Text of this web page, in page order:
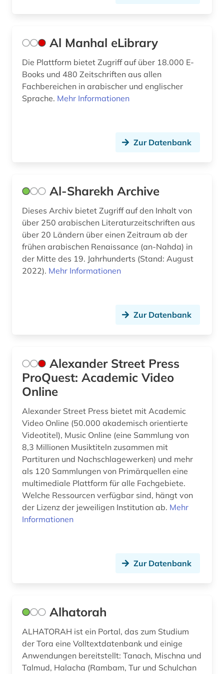
estnisch (2)
ethik (1)
ethnographie (1)
europa (6)
europäische geschichte (1)
europäische kommission (1)
europäische kultur (1)
exil (1)
fachgeschichte (1)
fachinformationsdienst (5)
fachinformationsdienst allgemeine und
fachportal (3)
fachsprache (1)
fachterminologie (1)
fachzeitschrift (1)
familienname (4)
festkultur (1)
fid allgemeine und vergleichende
literaturwissenschaft (1)
fid asien (4)
Al Manhal eLibrary
Die Plattform bietet Zugriff auf über 18.000 E-
Books und 480 Zeitschriften aus allen
Fachbereichen in arabischer und englischer
Sprache. Mehr Informationen
Zur Datenbank
Al-Sharekh Archive
Dieses Archiv bietet Zugriff auf den Inhalt von
über 250 arabischen Literaturzeitschriften aus
über 20 Ländern über einen Zeitraum ab der
frühen arabischen Renaissance (an-Nahda) in
der Mitte des 19. Jahrhunderts (Stand: August
2022). Mehr Informationen
Zur Datenbank
Alexander Street Press
ProQuest: Academic Video
Online
Alexander Street Press bietet mit Academic
Video Online (50.000 akademisch orientierte
Videotitel), Music Online (eine Sammlung von
8,3 Millionen Musiktiteln zusammen mit
Partituren und Nachschlagewerken) und mehr
als 120 Sammlungen von Primärquellen eine
multimediale Plattform für alle Fachgebiete.
Welche Ressourcen verfügbar sind, hängt von
der Lizenz der jeweiligen Institution ab. Mehr
Informationen
Zur Datenbank
Alhatorah
ALHATORAH ist ein Portal, das zum Studium
der Tora eine Volltextdatenbank und einige
Anwendungen bereitstellt: Tanach, Mischna und
Talmud, Halacha (Rambam, Tur und Schulchan